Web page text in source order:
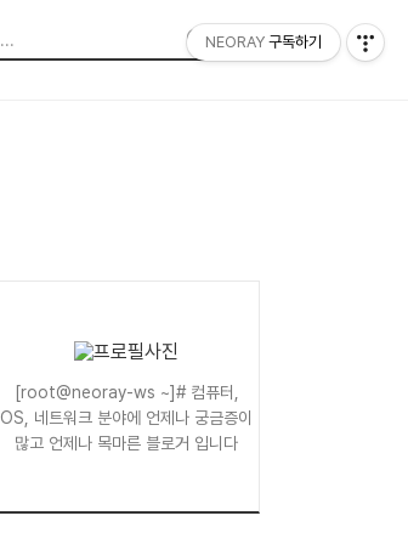
[root@neoray-ws ~]# 컴퓨터,
OS, 네트워크 분야에 언제나 궁금증이
많고 언제나 목마른 블로거 입니다
NEORAY 구독하기